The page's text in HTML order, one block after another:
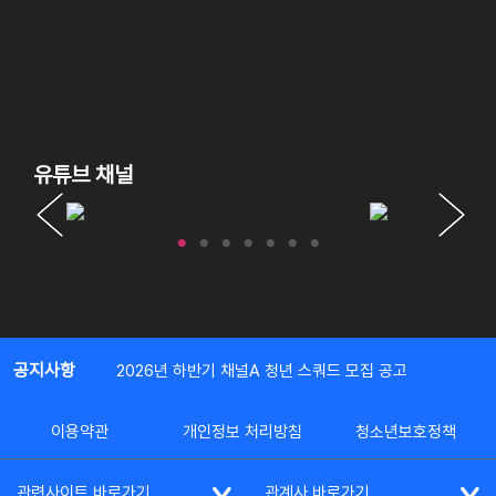
유튜브 채널
공지사항 2026년 하반기 채널A 청년 스쿼드 모집 공고
이용약관 개인정보 처리방침 청소년보호정책